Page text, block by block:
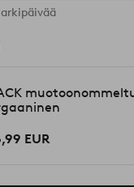
koot
EUR